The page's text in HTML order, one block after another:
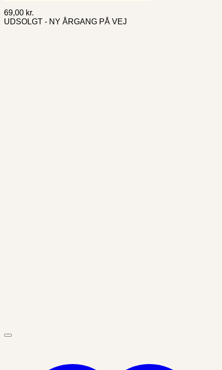
69,00 kr.
UDSOLGT - NY ÅRGANG PÅ VEJ